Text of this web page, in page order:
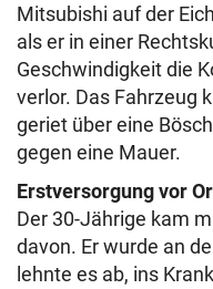
Mitsubishi auf der
als er in einer
Geschwindigkeit die
verlor. Das Fahrzeug
geriet über eine
gegen eine Mauer.
Erstversorgung vor
Der 30-Jährige kam
davon. Er wurde an
lehnte es ab, ins